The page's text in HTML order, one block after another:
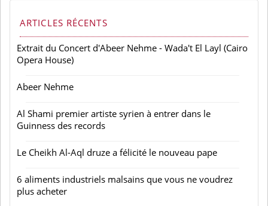
ARTICLES RÉCENTS
Extrait du Concert d'Abeer Nehme - Wada't El Layl (Cairo
Opera House)
Abeer Nehme
Al Shami premier artiste syrien à entrer dans le
Guinness des records
Le Cheikh Al-Aql druze a félicité le nouveau pape
6 aliments industriels malsains que vous ne voudrez
plus acheter